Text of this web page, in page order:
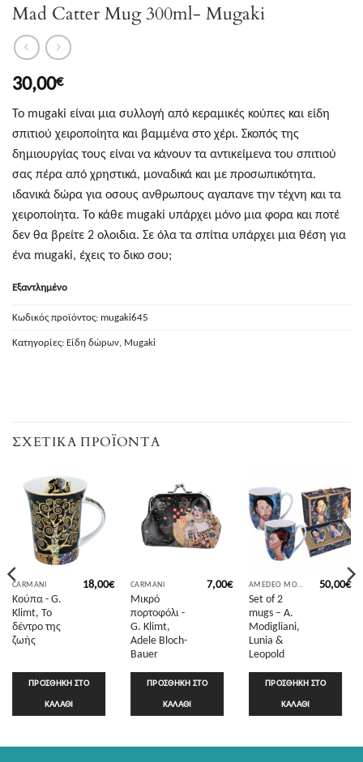
Mad Catter Mug 300ml- Mugaki
30,00€
Το mugaki είναι μια συλλογή από κεραμικές κούπες και είδη
σπιτιού χειροποίητα και βαμμένα στο χέρι. Σκοπός της
δημιουργίας τους είναι να κάνουν τα αντικείμενα του σπιτιού
σας πέρα από χρηστικά, μοναδικά και με προσωπικότητα.
ιδανικά δώρα για οσους ανθρωπους αγαπανε την τέχνη και τα
χειροποίητα. Το κάθε mugaki υπάρχει μόνο μια φορα και ποτέ
δεν θα βρείτε 2 ολοιδια. Σε όλα τα σπίτια υπάρχει μια θέση για
ένα mugaki, έχεις το δικο σου;
Εξαντλημένο
Κωδικός προϊόντος: mugaki645
Κατηγορίες: Είδη δώρων, Mugaki
ΣΧΕΤΙΚΆ ΠΡΟΪΌΝΤΑ
CARMANI
Κούπα - G.
Klimt, Το
δέντρο της
ζωής
18,00€
ΠΡΟΣΘΉΚΗ ΣΤΟ
ΚΑΛΆΘΙ
CARMANI
Μικρό
πορτοφόλι -
G. Klimt,
Adele Bloch-
Bauer
7,00€
ΠΡΟΣΘΉΚΗ ΣΤΟ
ΚΑΛΆΘΙ
AMEDEO MODIGLIANI
Set of 2
mugs – A.
Modigliani,
Lunia &
Leopold
50,00€
ΠΡΟΣΘΉΚΗ ΣΤΟ
ΚΑΛΆΘΙ